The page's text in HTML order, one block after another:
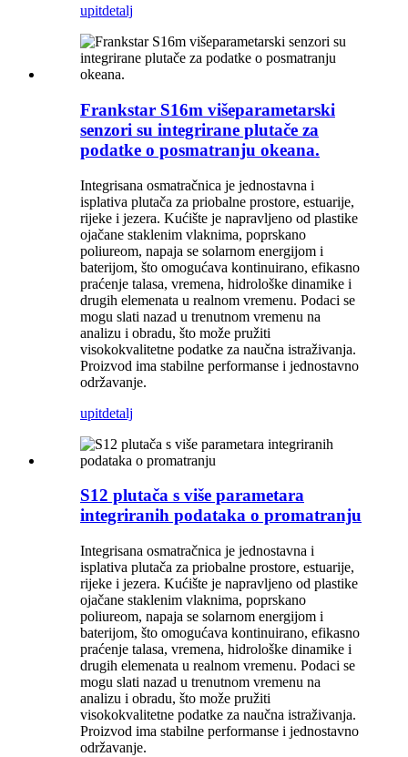
upitdetalj
Frankstar S16m višeparametarski
senzori su integrirane plutače za
podatke o posmatranju okeana.
Integrisana osmatračnica je jednostavna i
isplativa plutača za priobalne prostore, estuarije,
rijeke i jezera. Kućište je napravljeno od plastike
ojačane staklenim vlaknima, poprskano
poliureom, napaja se solarnom energijom i
baterijom, što omogućava kontinuirano, efikasno
praćenje talasa, vremena, hidrološke dinamike i
drugih elemenata u realnom vremenu. Podaci se
mogu slati nazad u trenutnom vremenu na
analizu i obradu, što može pružiti
visokokvalitetne podatke za naučna istraživanja.
Proizvod ima stabilne performanse i jednostavno
održavanje.
upitdetalj
S12 plutača s više parametara
integriranih podataka o promatranju
Integrisana osmatračnica je jednostavna i
isplativa plutača za priobalne prostore, estuarije,
rijeke i jezera. Kućište je napravljeno od plastike
ojačane staklenim vlaknima, poprskano
poliureom, napaja se solarnom energijom i
baterijom, što omogućava kontinuirano, efikasno
praćenje talasa, vremena, hidrološke dinamike i
drugih elemenata u realnom vremenu. Podaci se
mogu slati nazad u trenutnom vremenu na
analizu i obradu, što može pružiti
visokokvalitetne podatke za naučna istraživanja.
Proizvod ima stabilne performanse i jednostavno
održavanje.